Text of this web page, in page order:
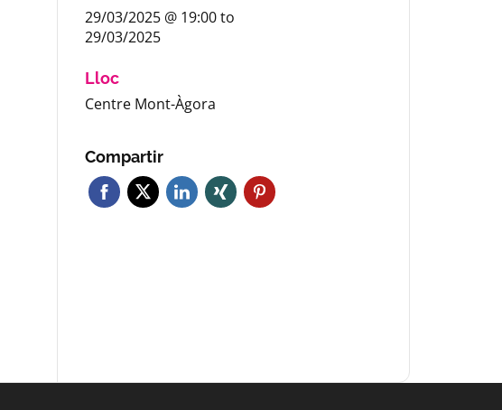
29/03/2025 @ 19:00to
29/03/2025
Lloc
Centre Mont-Àgora
Compartir